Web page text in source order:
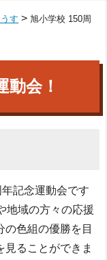
す >旭小学校 150周
動会！
記念運動会です
地域の方々の応援
の色組の優勝を目
ることができま